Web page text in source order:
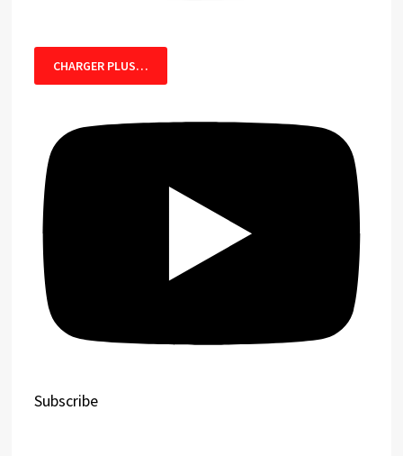
CHARGER PLUS…
Subscribe